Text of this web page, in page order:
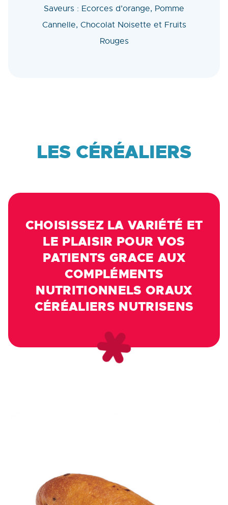
Saveurs : Ecorces d’orange, Pomme
Cannelle, Chocolat Noisette et Fruits
Rouges
LES CÉRÉALIERS
CHOISISSEZ LA VARIÉTÉ ET
LE PLAISIR POUR VOS
PATIENTS GRACE AUX
COMPLÉMENTS
NUTRITIONNELS ORAUX
CÉRÉALIERS NUTRISENS